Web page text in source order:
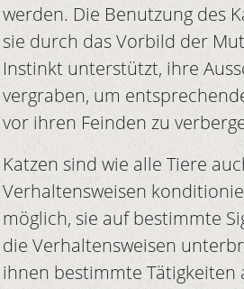
werden. Die Benutzung des
sie durch das Vorbild der
Instinkt unterstützt, ihre
vergraben, um
vor ihren Feinden zu
Katzen sind wie alle Tiere
Verhaltensweisen
möglich, sie auf bestimmte
die Verhaltensweisen
ihnen bestimmte Tätigkeiten